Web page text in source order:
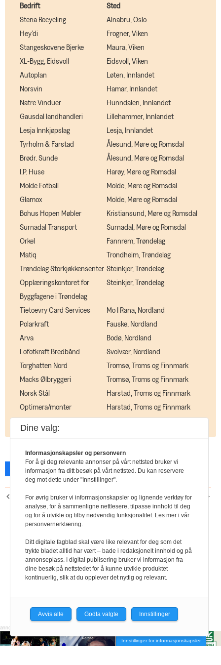
Bedrift
Sted
Stena Recycling
Alnabru, Oslo
Hey’di
Frogner, Viken
Stangeskovene Bjerke
Maura, Viken
XL-Bygg, Eidsvoll
Eidsvoll, Viken
Autoplan
Løten, Innlandet
Norsvin
Hamar, Innlandet
Natre Vinduer
Hunndalen, Innlandet
Gausdal landhandleri
Lillehammer, Innlandet
Lesja Innkjøpslag
Lesja, Innlandet
Tyrholm & Farstad
Ålesund, Møre og Romsdal
Brødr. Sunde
Ålesund, Møre og Romsdal
I.P. Huse
Harøy, Møre og Romsdal
Molde Fotball
Molde, Møre og Romsdal
Glamox
Molde, Møre og Romsdal
Bohus Hopen Møbler
Kristiansund, Møre og Romsdal
Surnadal Transport
Surnadal, Møre og Romsdal
Orkel
Fannrem, Trøndelag
Matiq
Trondheim, Trøndelag
Trøndelag Storkjøkkensenter Steinkjer, Trøndelag
Opplæringskontoret for
Byggfagene i Trøndelag
Steinkjer, Trøndelag
Tietoevry Card Services
Mo I Rana, Nordland
Polarkraft
Fauske, Nordland
Arva
Bodø, Nordland
Lofotkraft Bredbånd
Svolvær, Nordland
Torghatten Nord
Tromsø, Troms og Finnmark
Macks Ølbryggeri
Tromsø, Troms og Finnmark
Norsk Stål
Harstad, Troms og Finnmark
Optimera/monter
Harstad, Troms og Finnmark
Facebook X Skriv ut
FORRIGE ARTIKKEL
Arbeid for unge i hele
Europa
NESTE ARTIKKEL
Nyansatte i Negotia
Innstillinger for informasjonskapsler
Dine valg:
Informasjonskapsler og personvern
For å gi deg relevante annonser på vårt nettsted bruker vi
informasjon fra ditt besøk på vårt nettsted. Du kan reservere
deg mot dette under "Innstillinger".
For øvrig bruker vi informasjonskapsler og lignende verktøy for
analyse, for å sammenligne nettlesere, tilpasse innhold til deg
og for å utvikle og tilby nødvendig funksjonalitet. Les mer i vår
personvernerklæring.
Ditt digitale fagblad skal være like relevant for deg som det
trykte bladet alltid har vært – bade i redaksjonelt innhold og på
annonseplass. I digital publisering bruker vi informasjon fra
dine besøk på nettstedet for å kunne utvikle produktet
kontinuerlig, slik at du opplever det nyttig og relevant.
Avvis alle Godta valgte Innstillinger